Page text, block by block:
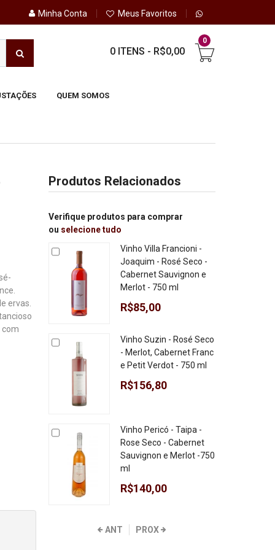
Meus Favoritos
Minha Conta
0
0 ITENS - R$0,00
QUEM SOMOS
ervas.
com
Produtos Relacionados
Verifique produtos para comprar
ou selecione tudo
Vinho Villa Francioni -
Joaquim - Rosé Seco -
Cabernet Sauvignon e
Merlot - 750 ml
R$85,00
Vinho Suzin - Rosé Seco
- Merlot, Cabernet Franc
e Petit Verdot - 750 ml
R$156,80
Vinho Pericó - Taipa -
Rose Seco - Cabernet
Sauvignon e Merlot -750
ml
R$140,00
ANT PROX